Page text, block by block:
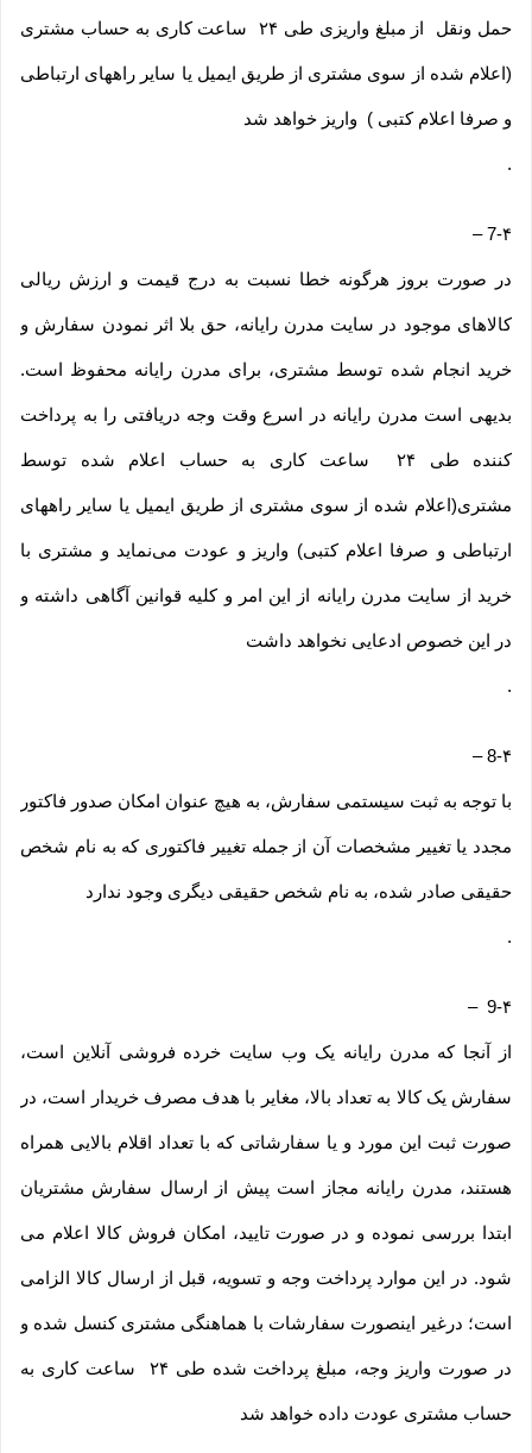
حمل ونقل از مبلغ واریزی طی ۲۴ ساعت کاری به حساب مشتری
(اعلام شده از سوی مشتری از طریق ایمیل یا سایر راههای ارتباطی
و صرفا اعلام کتبی ) واریز خواهد شد
.
7-۴–
در صورت بروز هرگونه خطا نسبت به درج قیمت و ارزش ریالی
کالاهای موجود در سایت مدرن رایانه، حق بلا اثر نمودن سفارش و
خرید انجام شده توسط مشتری، برای مدرن رایانه محفوظ است.
بدیهی است مدرن رایانه در اسرع وقت وجه دریافتی را به پرداخت
کننده طی ۲۴ ساعت کاری به حساب اعلام شده توسط
مشتری(اعلام شده از سوی مشتری از طریق ایمیل یا سایر راههای
ارتباطی و صرفا اعلام کتبی) واریز و عودت می‌نماید و مشتری با
خرید از سایت مدرن رایانه از این امر و کلیه قوانین آگاهی داشته و
در این خصوص ادعایی نخواهد داشت
.
8-۴–
با توجه به ثبت سیستمی سفارش، به هیچ عنوان امکان صدور فاکتور
مجدد یا تغییر مشخصات آن از جمله تغییر فاکتوری که به نام شخص
حقیقی صادر شده، به نام شخص حقیقی دیگری وجود ندارد
.
9-۴ –
از آنجا که مدرن رایانه یک وب ‌سایت خرده‌ فروشی آنلاین است،
سفارش یک کالا به تعداد بالا، مغایر با هدف مصرف خریدار است، در
صورت ثبت این مورد و یا سفارشاتی که با تعداد اقلام بالایی همراه
هستند، مدرن رایانه مجاز است پیش از ارسال سفارش مشتریان
ابتدا بررسی نموده و در صورت تایید، امکان فروش کالا اعلام می
شود. در این موارد پرداخت وجه و تسویه، قبل از ارسال کالا الزامی
است؛ درغیر اینصورت سفارشات با هماهنگی مشتری کنسل شده و
در صورت واریز وجه، مبلغ پرداخت شده طی ۲۴ ساعت کاری به
حساب مشتری عودت داده خواهد شد